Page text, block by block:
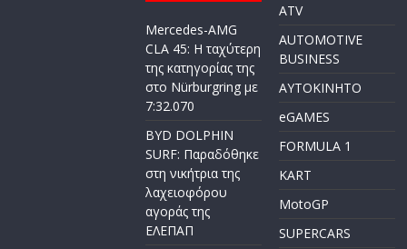
Mercedes-AMG
CLA 45: Η ταχύτερη
της κατηγορίας της
στο Nürburgring με
7:32.070
BYD DOLPHIN
SURF: Παραδόθηκε
στη νικήτρια της
λαχειοφόρου
αγοράς της
ΕΛΕΠΑΠ
ATV
AUTOMOTIVE
BUSINESS
AYTOKINHTO
eGAMES
FORMULA 1
KART
MotoGP
SUPERCARS